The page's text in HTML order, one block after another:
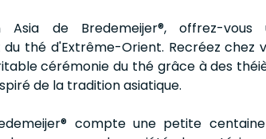
de Bredemeijer®, offrez-vous
thé d'Extrême-Orient. Recréez chez
cérémonie du thé grâce à des
de la tradition asiatique.
compte une petite